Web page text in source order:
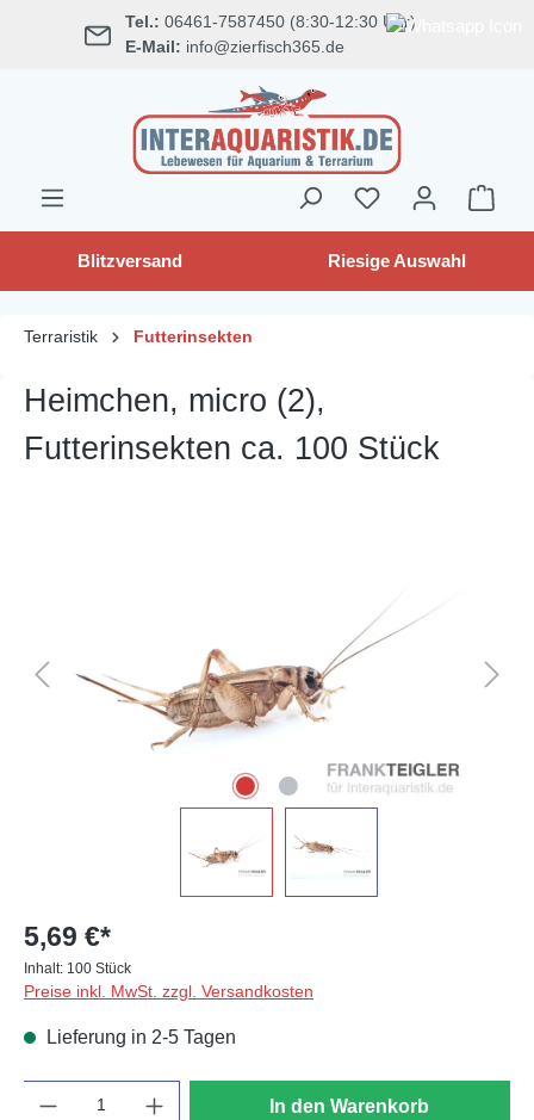
springen Tel.: 06461-7587450 (8:30-12:30 Uhr)
E-Mail: info@zierfisch365.de
Blitzversand Riesige Auswahl
Terraristik Futterinsekten
Heimchen, micro (2),
Futterinsekten ca. 100 Stück
5,69 €*
Inhalt: 100 Stück
Preise inkl. MwSt. zzgl. Versandkosten
Lieferung in 2-5 Tagen
In den Warenkorb